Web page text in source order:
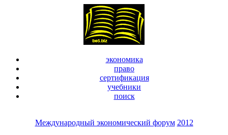
экономика
право
сертификация
учебники
поиск
Международный экономический форум 2012